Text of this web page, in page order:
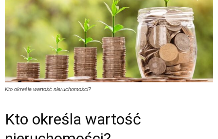
Kto określa wartość nieruchomości?
Kto określa wartość